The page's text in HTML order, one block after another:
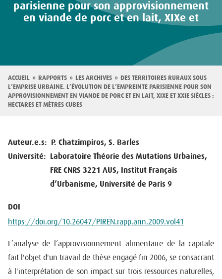
parisienne pour son approvisionnement
en viande de porc et en lait, XIXe et
Fil
d'Ariane
ACCUEIL RAPPORTS LES ARCHIVES
DES TERRITOIRES RURAUX SOUS
L’EMPRISE URBAINE. L’ÉVOLUTION DE L’EMPREINTE PARISIENNE POUR SON
APPROVISIONNEMENT EN VIANDE DE PORC ET EN LAIT, XIXE ET XXIE SIÈCLES :
HECTARES ET MÈTRES CUBES
Auteur.e.s
P. Chatzimpiros, S. Barles
Université
Laboratoire Théorie des Mutations Urbaines,
FRE CNRS 3221 AUS, Institut Français
d’Urbanisme, Université de Paris 9
DOI
https://doi.org/10.26047/PIREN.rapp.ann.2009.vol41
L’analyse de l’approvisionnement alimentaire de la capitale
fait l'objet d'un travail de thèse engagé fin 2006, se consacrant
à l'interprétation de son impact sur trois ressources naturelles,